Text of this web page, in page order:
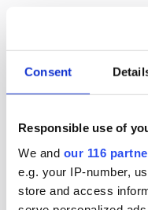
Consent
Responsible use of
We and our 116
e.g. your IP-number,
store and access
Nej det blir inte
Magdalena
valturné i Sverige.
turistorter.
Politik Val 2026
2026-06-16, 07:48
Gruvbolag och